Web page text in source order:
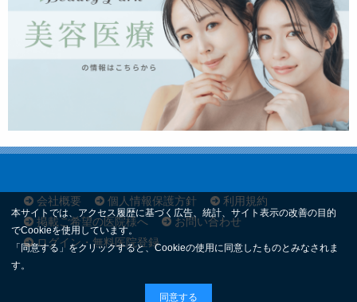
会社概要 個人情報保護方針
利用規約
掲載ご希望の医院様へ
お問い合わせ
ログイン・無料医院登録
本サイトでは、アクセス履歴に基づく広告、統計、サイト表示の改善の目的
でCookieを使用しています。
「同意する」をクリックすると、Cookieの使用に同意したものとみなされま
す。
同意する